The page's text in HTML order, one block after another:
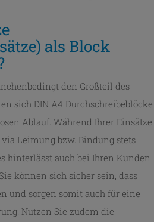
als Block
den Großteil des
sich DIN A4 Durchschreibeblöcke
Ablauf. Während Ihrer Einsätze
Leimung bzw. Bindung stets
hinterlässt auch bei Ihren Kunden
können sich sicher sein, dass
und sorgen somit auch für eine
Nutzen Sie zudem die